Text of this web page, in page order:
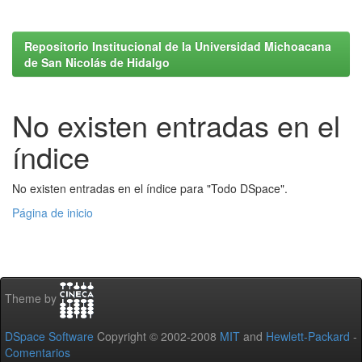
Repositorio Institucional de la Universidad Michoacana
de San Nicolás de Hidalgo
No existen entradas en el
índice
No existen entradas en el índice para "Todo DSpace".
Página de inicio
Theme by
DSpace Software Copyright © 2002-2008 MIT and Hewlett-Packard -
Comentarios